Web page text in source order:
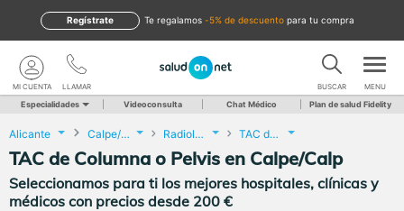
te regalamos -5% de descuento para tu compra
Regístrate
LLAMAR
MI CUENTA BUSCAR MENU
Especialidades Videoconsulta Chat Médico Plan de salud Fidelity
Alicante Calpe/Calp Radiología TAC de Columna o Pelvis
TAC de Columna o Pelvis en Calpe/Calp
Seleccionamos para ti los mejores hospitales, clínicas y
médicos con precios desde 200 €